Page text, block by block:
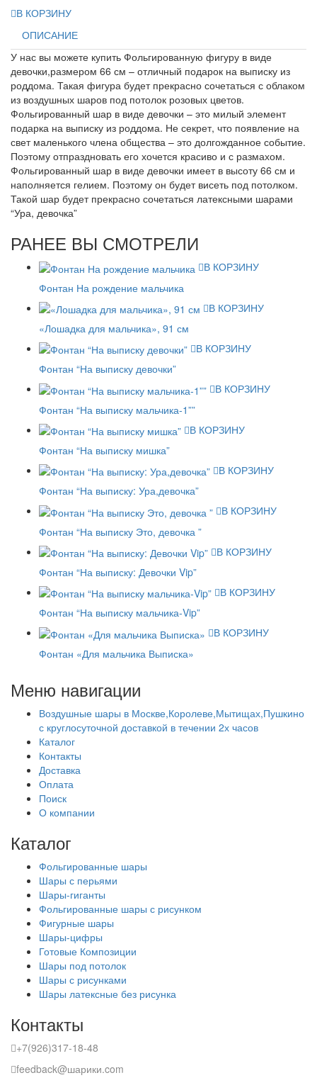
В КОРЗИНУ
ОПИСАНИЕ
У нас вы можете купить Фольгированную фигуру в виде
девочки,размером 66 см – отличный подарок на выписку из
роддома. Такая фигура будет прекрасно сочетаться с облаком
из воздушных шаров под потолок розовых цветов.
Фольгированный шар в виде девочки – это милый элемент
подарка на выписку из роддома. Не секрет, что появление на
свет маленького члена общества – это долгожданное событие.
Поэтому отпраздновать его хочется красиво и с размахом.
Фольгированный шар в виде девочки имеет в высоту 66 см и
наполняется гелием. Поэтому он будет висеть под потолком.
Такой шар будет прекрасно сочетаться латексными шарами
“Ура, девочка”
РАНЕЕ ВЫ СМОТРЕЛИ
В КОРЗИНУ
Фонтан На рождение мальчика
В КОРЗИНУ
«Лошадка для мальчика», 91 см
В КОРЗИНУ
Фонтан “На выписку девочки”
В КОРЗИНУ
Фонтан “На выписку мальчика-1””
В КОРЗИНУ
Фонтан “На выписку мишка”
В КОРЗИНУ
Фонтан “На выписку: Ура,девочка”
В КОРЗИНУ
Фонтан “На выписку Это, девочка ”
В КОРЗИНУ
Фонтан “На выписку: Девочки Vip”
В КОРЗИНУ
Фонтан “На выписку мальчика-Vip”
В КОРЗИНУ
Фонтан «Для мальчика Выписка»
Меню навигации
Воздушные шары в Москве,Королеве,Мытищах,Пушкино
с круглосуточной доставкой в течении 2х часов
Каталог
Контакты
Доставка
Оплата
Поиск
О компании
Каталог
Фольгированные шары
Шары с перьями
Шары-гиганты
Фольгированные шары с рисунком
Фигурные шары
Шары-цифры
Готовые Композиции
Шары под потолок
Шары с рисунками
Шары латексные без рисунка
Контакты
+7(926)317-18-48
feedback@шарики.com